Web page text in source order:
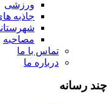
ورزشی
جاذبه
مصاحبه
تماس با ما
درباره ما
چند رسانه